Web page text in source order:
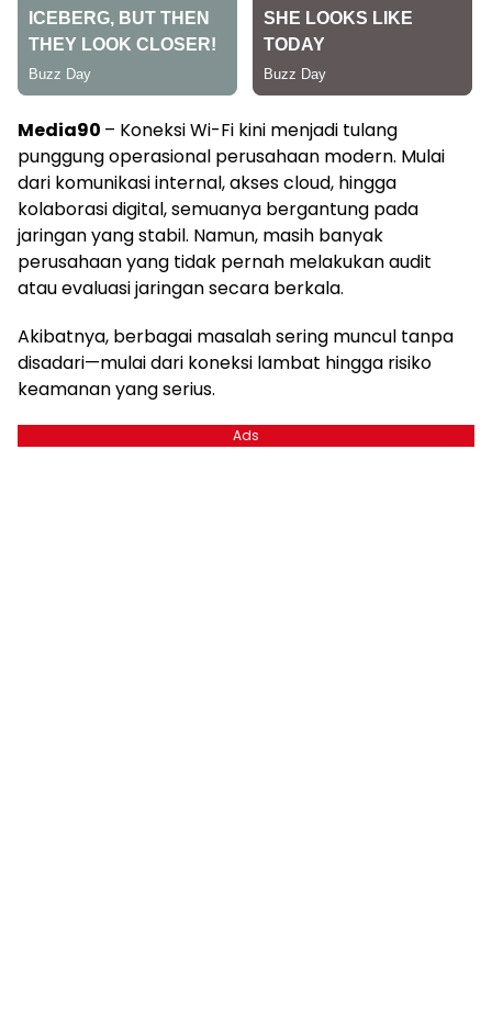
Media90 – Koneksi Wi-Fi kini menjadi tulang
punggung operasional perusahaan modern. Mulai
dari komunikasi internal, akses cloud, hingga
kolaborasi digital, semuanya bergantung pada
jaringan yang stabil. Namun, masih banyak
perusahaan yang tidak pernah melakukan audit
atau evaluasi jaringan secara berkala.
Akibatnya, berbagai masalah sering muncul tanpa
disadari—mulai dari koneksi lambat hingga risiko
keamanan yang serius.
Ads